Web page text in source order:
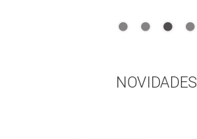
NOVIDADES